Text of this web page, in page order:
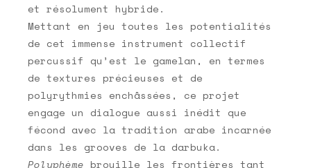
et résolument hybride.
Mettant en jeu toutes les potentialités
de cet immense instrument collectif
percussif qu’est le gamelan, en termes
de textures précieuses et de
polyrythmies enchâssées, ce projet
engage un dialogue aussi inédit que
fécond avec la tradition arabe incarnée
dans les grooves de la darbuka.
Polyphème brouille les frontières tant